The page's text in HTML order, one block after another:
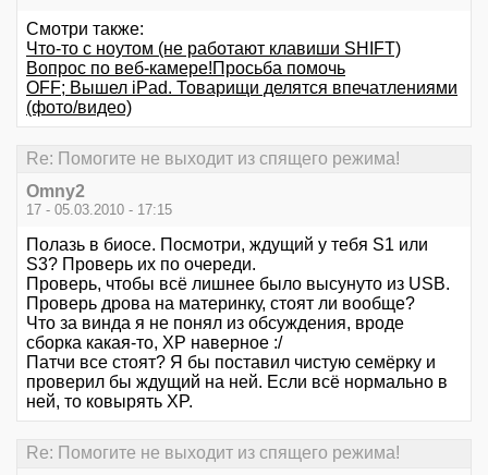
Смотри также:
Что-то с ноутом (не работают клавиши SHIFT)
Вопрос по веб-камере!Просьба помочь
OFF; Вышел iPad. Товарищи делятся впечатлениями
(фото/видео)
Re: Помогите не выходит из спящего режима!
Omny2
17 - 05.03.2010 - 17:15
Полазь в биосе. Посмотри, ждущий у тебя S1 или
S3? Проверь их по очереди.
Проверь, чтобы всё лишнее было высунуто из USB.
Проверь дрова на материнку, стоят ли вообще?
Что за винда я не понял из обсуждения, вроде
сборка какая-то, XP наверное :/
Патчи все стоят? Я бы поставил чистую семёрку и
проверил бы ждущий на ней. Если всё нормально в
ней, то ковырять XP.
Re: Помогите не выходит из спящего режима!